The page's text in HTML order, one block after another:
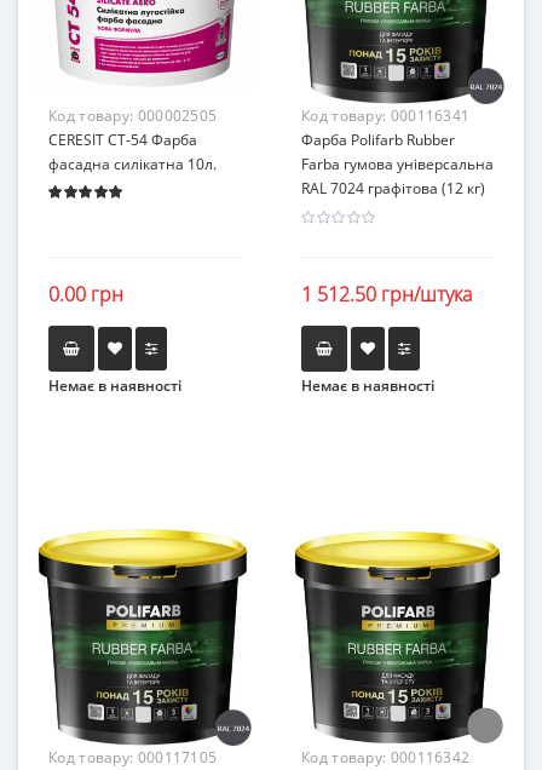
Код товару: 000002505
CERESIT СТ-54 Фарба
фасадна силікатна 10л.
0.00 грн
Немає в наявності
Код товару: 000116341
Фарба Polifarb Rubber
Farba гумова універсальна
RAL 7024 графітова (12 кг)
1 512.50 грн/штука
Немає в наявності
Код товару: 000117105
Код товару: 000116342